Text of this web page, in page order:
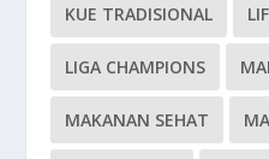
KUE TRADISIONAL
LIGA CHAMPIONS
MAKANAN SEHAT